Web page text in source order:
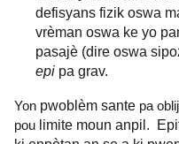
defisyans fizik oswa
vrèman oswa ke yo
pasajè (dire oswa
epi pa grav.
Yon pwoblèm sante pa
pou limite moun anpil.